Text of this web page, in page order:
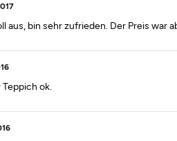
aus, bin sehr zufrieden. Der Preis war
ok.